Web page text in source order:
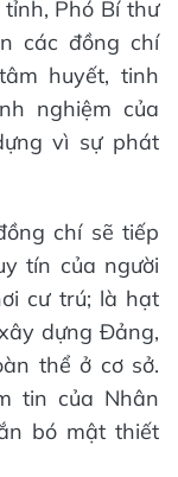
Phó Bí thư
các đồng chí
huyết, tinh
nghiệm của
vì sự phát
chí sẽ tiếp
tín của người
cư trú; là hạt
dựng Đảng,
thể ở cơ sở.
tin của Nhân
bó mật thiết